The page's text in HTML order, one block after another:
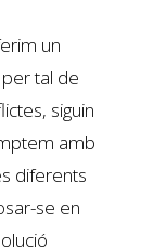
un
tal de
siguin
amb
diferents
se en